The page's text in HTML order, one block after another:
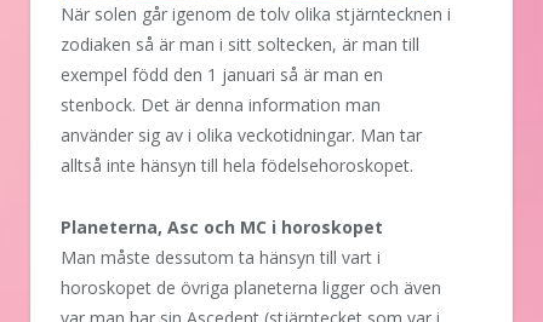
När solen går igenom de tolv olika stjärntecknen i
zodiaken så är man i sitt soltecken, är man till
exempel född den 1 januari så är man en
stenbock. Det är denna information man
använder sig av i olika veckotidningar. Man tar
alltså inte hänsyn till hela födelsehoroskopet.
Planeterna, Asc och MC i horoskopet
Man måste dessutom ta hänsyn till vart i
horoskopet de övriga planeterna ligger och även
var man har sin Ascedent (stjärntecket som var i